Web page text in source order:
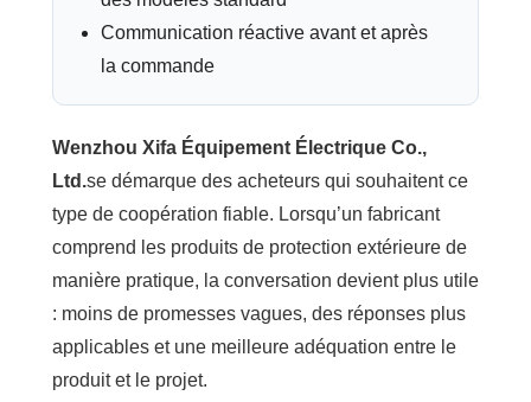
Communication réactive avant et après
la commande
Wenzhou Xifa Équipement Électrique Co.,
Ltd.se démarque des acheteurs qui souhaitent ce
type de coopération fiable. Lorsqu’un fabricant
comprend les produits de protection extérieure de
manière pratique, la conversation devient plus utile
: moins de promesses vagues, des réponses plus
applicables et une meilleure adéquation entre le
produit et le projet.